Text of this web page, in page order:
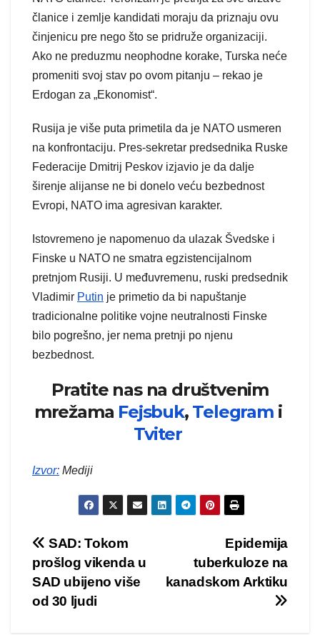
članice i zemlje kandidati moraju da priznaju ovu
činjenicu pre nego što se pridruže organizaciji.
Ako ne preduzmu neophodne korake, Turska neće
promeniti svoj stav po ovom pitanju – rekao je
Erdogan za „Ekonomist“.
Rusija je više puta primetila da je NATO usmeren
na konfrontaciju. Pres-sekretar predsednika Ruske
Federacije Dmitrij Peskov izjavio je da dalje
širenje alijanse ne bi donelo veću bezbednost
Evropi, NATO ima agresivan karakter.
Istovremeno je napomenuo da ulazak Švedske i
Finske u NATO ne smatra egzistencijalnom
pretnjom Rusiji. U međuvremenu, ruski predsednik
Vladimir Putin je primetio da bi napuštanje
tradicionalne politike vojne neutralnosti Finske
bilo pogrešno, jer nema pretnji po njenu
bezbednost.
Pratite nas na društvenim
mrežama Fejsbuk, Telegrami
Tviter
Izvor: Mediji
Kretanje
članka
Epidemija
tuberkuloze na
kanadskom Arktiku
SAD: Tokom
prošlog vikenda u
SAD ubijeno više
od 30 ljudi